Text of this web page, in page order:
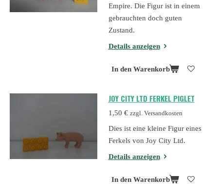
Empire. Die Figur ist in einem
gebrauchten doch guten
Zustand.
Details anzeigen
In den Warenkorb
JOY CITY LTD FERKEL PIGLET
1,50 € zzgl. Versandkosten
Dies ist eine kleine Figur eines
Ferkels von Joy City Ltd.
Details anzeigen
In den Warenkorb